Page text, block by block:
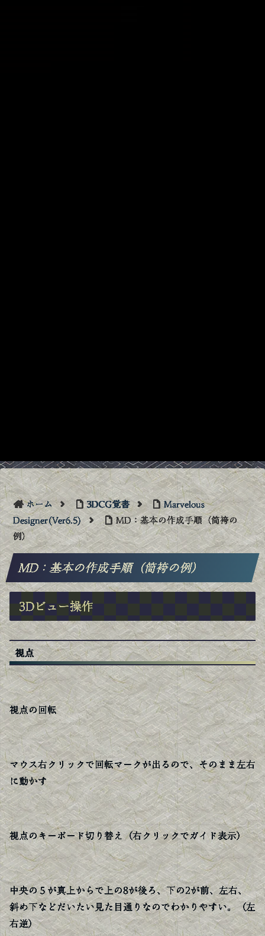
ホーム 3DCG覚書
Marvelous
Designer(Ver6.5)
MD：基本の作成手順（筒袴の
例）
MD：基本の作成手順（筒袴の例）
3Dビュー操作
視点
視点の回転
マウス右クリックで回転マークが出るので、そのまま左右
に動かす
視点のキーボード切り替え（右クリックでガイド表示）
中央の５が真上からで上の8が後ろ、下の2が前、左右、
斜め下などだいたい見た目通りなのでわかりやすい。（左
右逆）